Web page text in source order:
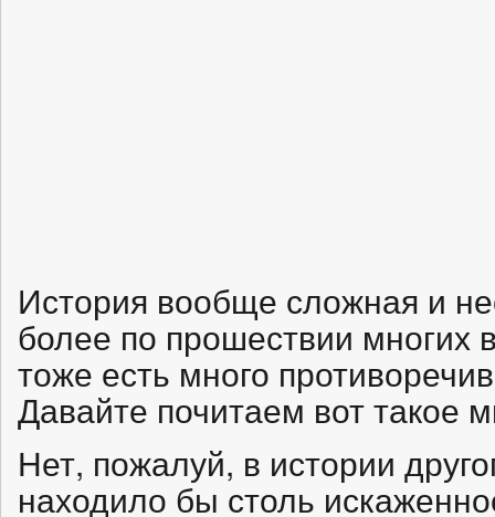
История вообще сложная и
более по прошествии многих
тоже есть много
Давайте почитаем вот такое
Нет, пожалуй, в истории
находило бы столь